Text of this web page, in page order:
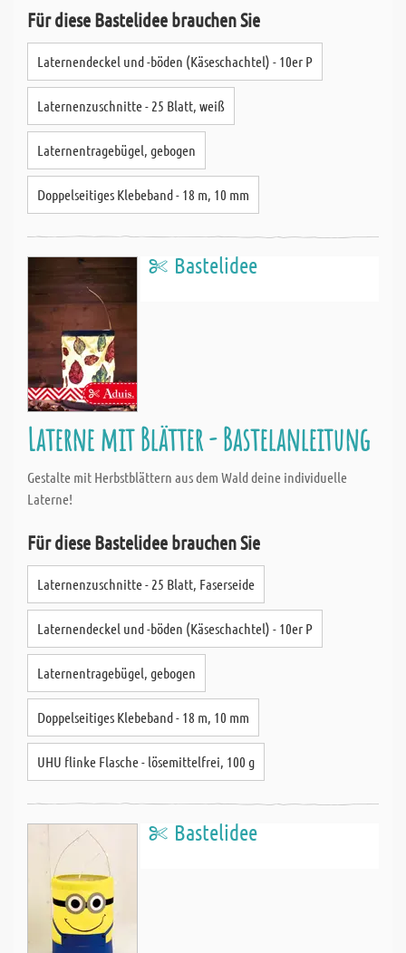
Für diese Bastelidee brauchen Sie
Laternendeckel und -böden (Käseschachtel) - 10er P
Laternenzuschnitte - 25 Blatt, weiß
Laternentragebügel, gebogen
Doppelseitiges Klebeband - 18 m, 10 mm
Bastelidee
Laterne mit Blätter - Bastelanleitung
Gestalte mit Herbstblättern aus dem Wald deine individuelle
Laterne!
Für diese Bastelidee brauchen Sie
Laternenzuschnitte - 25 Blatt, Faserseide
Laternendeckel und -böden (Käseschachtel) - 10er P
Laternentragebügel, gebogen
Doppelseitiges Klebeband - 18 m, 10 mm
UHU flinke Flasche - lösemittelfrei, 100 g
Bastelidee